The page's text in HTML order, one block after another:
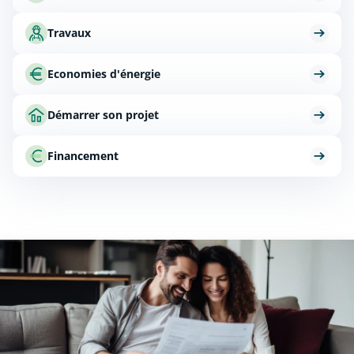
Travaux
Economies d'énergie
Démarrer son projet
Financement